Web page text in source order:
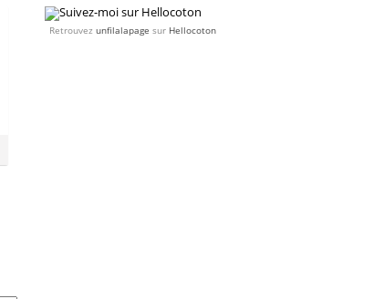
Retrouvez unfilalapage sur Hellocoton